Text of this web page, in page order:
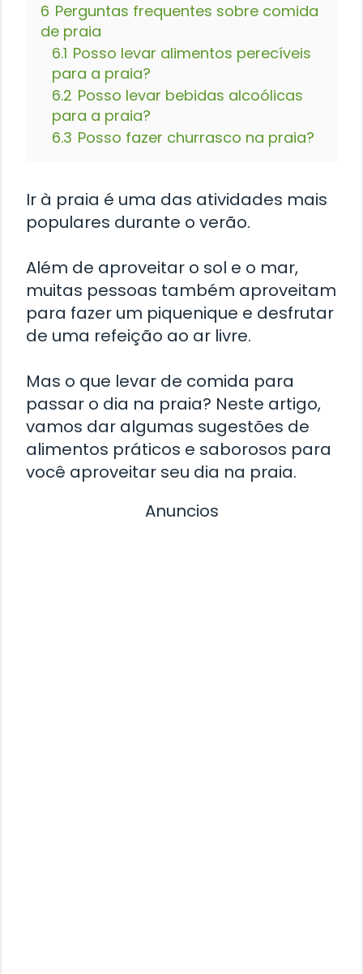
6 Perguntas frequentes sobre comida
de praia
6.1 Posso levar alimentos perecíveis
para a praia?
6.2 Posso levar bebidas alcoólicas
para a praia?
6.3 Posso fazer churrasco na praia?
Ir à praia é uma das atividades mais
populares durante o verão.
Além de aproveitar o sol e o mar,
muitas pessoas também aproveitam
para fazer um piquenique e desfrutar
de uma refeição ao ar livre.
Mas o que levar de comida para
passar o dia na praia? Neste artigo,
vamos dar algumas sugestões de
alimentos práticos e saborosos para
você aproveitar seu dia na praia.
Anuncios